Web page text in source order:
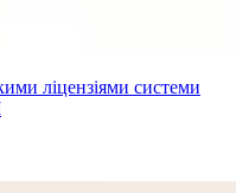
ліцензіями системи